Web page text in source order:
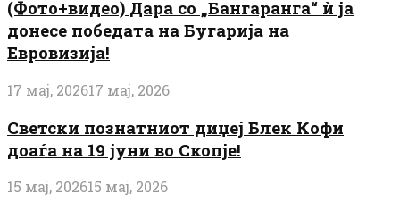
(Фото+видео) Дара со „Бангаранга“ ѝ ја
донесе победата на Бугарија на
Евровизија!
17 мај, 202617 мај, 2026
Светски познатниот диџеј Блек Кофи
доаѓа на 19 јуни во Скопје!
15 мај, 202615 мај, 2026